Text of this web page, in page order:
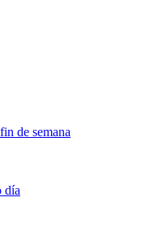
de semana
día